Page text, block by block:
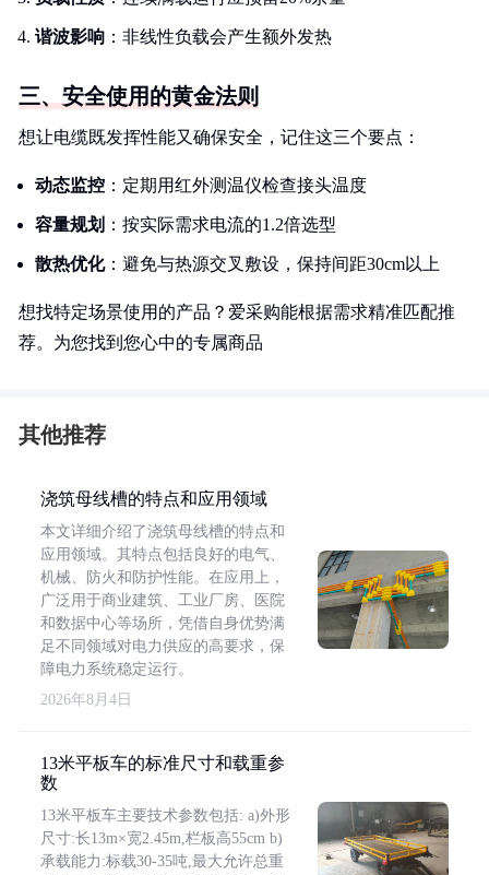
谐波影响 ：非线性负载会产生额外发热
三、安全使用的黄金法则
想让电缆既发挥性能又确保安全，记住这三个要点：
动态监控 ：定期用红外测温仪检查接头温度
容量规划 ：按实际需求电流的1.2倍选型
散热优化：避免与热源交叉敷设，保持间距30cm以上
想找特定场景使用的产品？爱采购能根据需求精准匹配推
荐。为您找到您心中的专属商品
其他推荐
浇筑母线槽的特点和应用领域
本文详细介绍了浇筑母线槽的特点和
应用领域。其特点包括良好的电气、
机械、防火和防护性能。在应用上，
广泛用于商业建筑、工业厂房、医院
和数据中心等场所，凭借自身优势满
足不同领域对电力供应的高要求，保
障电力系统稳定运行。
2026年8月4日
13米平板车的标准尺寸和载重参
数
13米平板车主要技术参数包括: a)外形
尺寸:长13m×宽2.45m,栏板高55cm b)
承载能力:标载30-35吨,最大允许总重